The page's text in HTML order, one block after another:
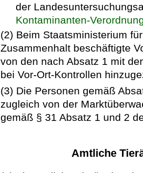
der
Kontaminanten-
(2) Beim Staatsministerium
Zusammenhalt beschäftigte
von den nach Absatz 1 mit
bei Vor-Ort-Kontrollen
(3) Die Personen gemäß
zugleich von der
gemäß § 31 Absatz 1 und 2
Amtliche